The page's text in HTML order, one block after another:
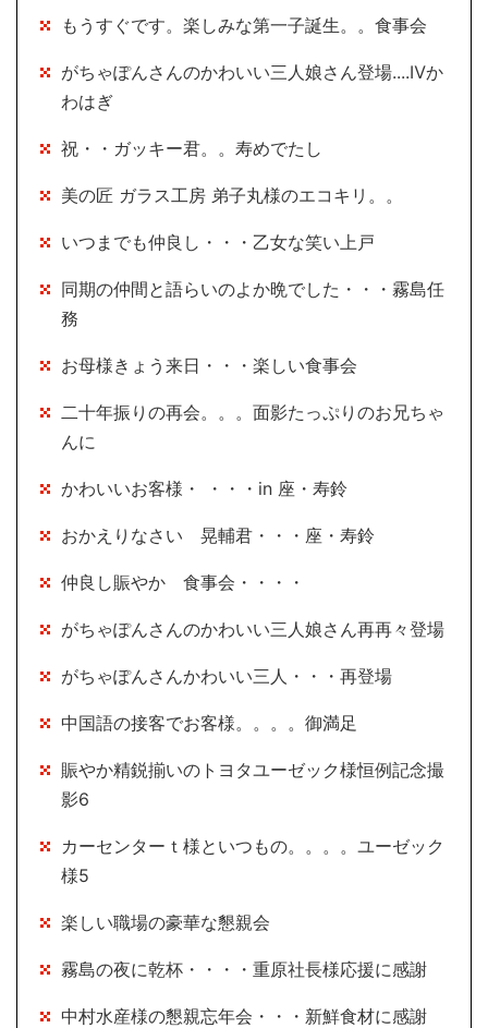
もうすぐです。楽しみな第一子誕生。。食事会
がちゃぽんさんのかわいい三人娘さん登場....Ⅳか
わはぎ
祝・・ガッキー君。。寿めでたし
美の匠 ガラス工房 弟子丸様のエコキリ。。
いつまでも仲良し・・・乙女な笑い上戸
同期の仲間と語らいのよか晩でした・・・霧島任
務
お母様きょう来日・・・楽しい食事会
二十年振りの再会。。。面影たっぷりのお兄ちゃ
んに
かわいいお客様・ ・・・in 座・寿鈴
おかえりなさい 晃輔君・・・座・寿鈴
仲良し賑やか 食事会・・・・
がちゃぽんさんのかわいい三人娘さん再再々登場
がちゃぽんさんかわいい三人・・・再登場
中国語の接客でお客様。。。。御満足
賑やか精鋭揃いのトヨタユーゼック様恒例記念撮
影6
カーセンターｔ様といつもの。。。。ユーゼック
様5
楽しい職場の豪華な懇親会
霧島の夜に乾杯・・・・重原社長様応援に感謝
中村水産様の懇親忘年会・・・新鮮食材に感謝